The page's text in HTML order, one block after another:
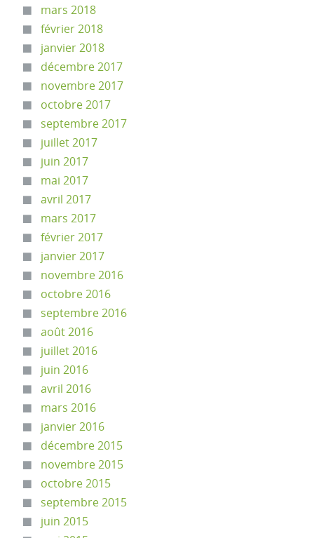
mars 2018
février 2018
janvier 2018
décembre 2017
novembre 2017
octobre 2017
septembre 2017
juillet 2017
juin 2017
mai 2017
avril 2017
mars 2017
février 2017
janvier 2017
novembre 2016
octobre 2016
septembre 2016
août 2016
juillet 2016
juin 2016
avril 2016
mars 2016
janvier 2016
décembre 2015
novembre 2015
octobre 2015
septembre 2015
juin 2015